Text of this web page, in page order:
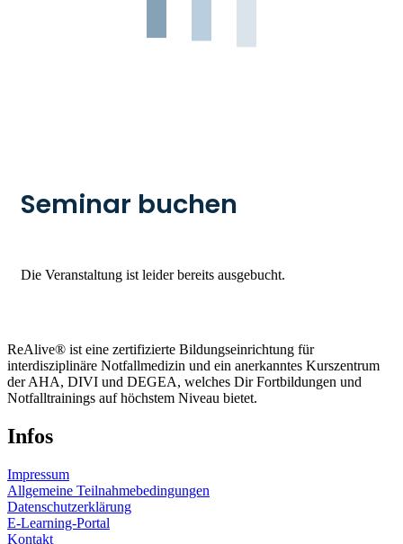
Seminar buchen
Die Veranstaltung ist leider bereits ausgebucht.
ReAlive® ist eine zertifizierte Bildungseinrichtung für
interdisziplinäre Notfallmedizin und ein anerkanntes Kurszentrum
der AHA, DIVI und DEGEA, welches Dir Fortbildungen und
Notfalltrainings auf höchstem Niveau bietet.
Infos
Impressum
Allgemeine Teilnahmebedingungen
Datenschutzerklärung
E-Learning-Portal
Kontakt